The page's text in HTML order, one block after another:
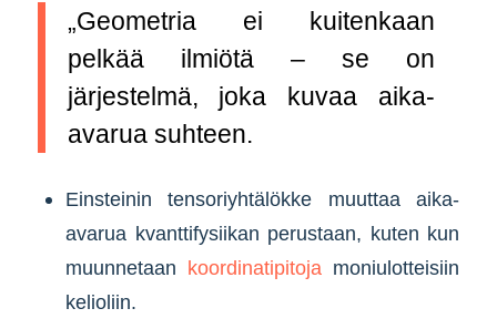
„Geometria ei kuitenkaan
pelkää ilmiötä – se on
järjestelmä, joka kuvaa aika-
avarua suhteen.
Einsteinin tensoriyhtälökke muuttaa aika-
avarua kvanttifysiikan perustaan, kuten kun
muunnetaan koordinatipitoja moniulotteisiin
kelioliin.